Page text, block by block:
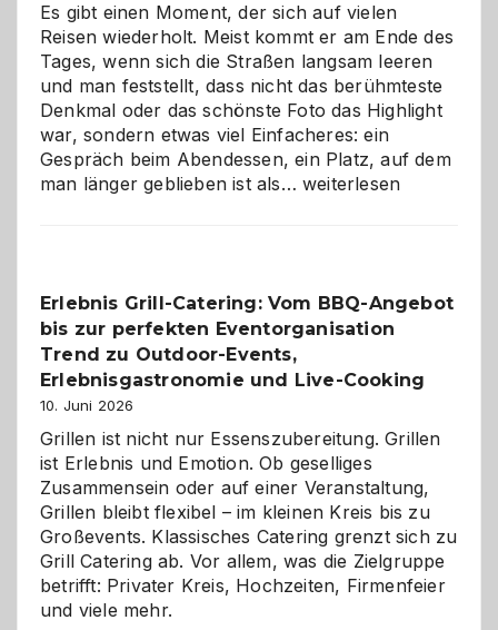
Es gibt einen Moment, der sich auf vielen
Reisen wiederholt. Meist kommt er am Ende des
Tages, wenn sich die Straßen langsam leeren
und man feststellt, dass nicht das berühmteste
Denkmal oder das schönste Foto das Highlight
war, sondern etwas viel Einfacheres: ein
Gespräch beim Abendessen, ein Platz, auf dem
man länger geblieben ist als… Als
Gelegenheit,
neue
zu
weiterlesen
Erlebnis Grill-Catering: Vom BBQ-Angebot
bis zur perfekten Eventorganisation
Trend zu Outdoor-Events,
Erlebnisgastronomie und Live-Cooking
10. Juni 2026
Grillen ist nicht nur Essenszubereitung. Grillen
ist Erlebnis und Emotion. Ob geselliges
Zusammensein oder auf einer Veranstaltung,
Grillen bleibt flexibel – im kleinen Kreis bis zu
Großevents. Klassisches Catering grenzt sich zu
Grill Catering ab. Vor allem, was die Zielgruppe
betrifft: Privater Kreis, Hochzeiten, Firmenfeier
und viele mehr.